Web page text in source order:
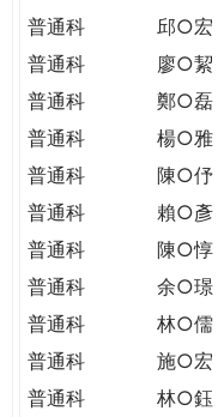
民。
WAGOR
TODAY
THE
WORLD
TOMORROW
普通科
邱○宏
普通科
廖○絜
普通科
鄭○磊
普通科
楊○雅
普通科
陳○伃
普通科
賴○彥
普通科
陳○惇
普通科
余○璟
普通科
林○儒
普通科
施○宏
普通科
林○鈺